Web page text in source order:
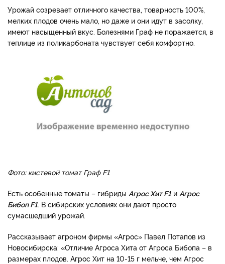
Урожай созревает отличного качества, товарность 100%,
мелких плодов очень мало, но даже и они идут в засолку,
имеют насыщенный вкус. Болезнями Граф не поражается, в
теплице из поликарбоната чувствует себя комфортно.
Фото: кистевой томат Граф F1
Есть особенные томаты – гибриды Агрос Хит F1 и Агрос
Бибоп F1. В сибирских условиях они дают просто
сумасшедший урожай.
Рассказывает агроном фирмы «Агрос» Павел Потапов из
Новосибирска: «Отличие Агроса Хита от Агроса Бибопа – в
размерах плодов. Агрос Хит на 10-15 г мельче, чем Агрос